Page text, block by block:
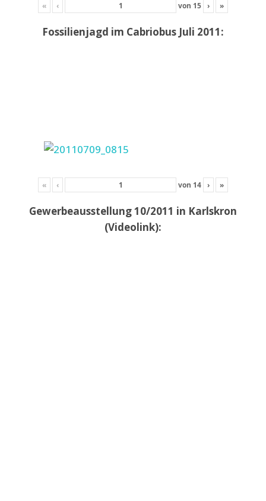
« ‹ von 15 › »
Fossilienjagd im Cabriobus Juli 2011:
« ‹ von 14 › »
Gewerbeausstellung 10/2011 in Karlskron
(Videolink):